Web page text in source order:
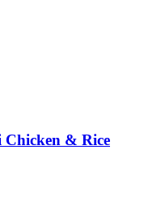
& Rice